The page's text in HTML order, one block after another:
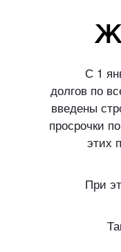
С 1
долгов по
введены
просрочки
этих
При